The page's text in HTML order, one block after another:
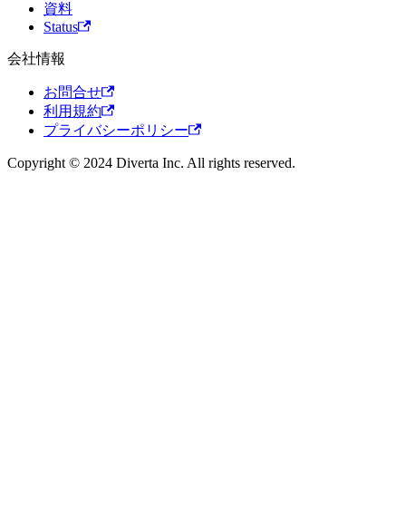
資料
Status
会社情報
お問合せ
利用規約
プライバシーポリシー
Copyright © 2024 Diverta Inc. All rights reserved.